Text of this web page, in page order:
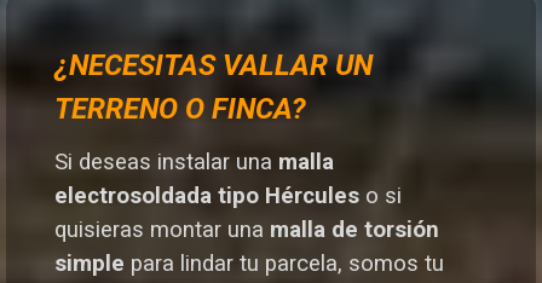
¿NECESITAS VALLAR UN
TERRENO O FINCA?
Si deseas instalar una malla
electrosoldada tipo Hércules o si
quisieras montar una malla de torsión
simple para lindar tu parcela, somos tu